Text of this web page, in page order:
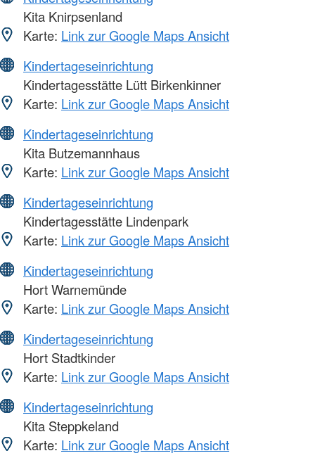
Kita Knirpsenland
Karte: Link zur Google Maps Ansicht
Kindertageseinrichtung
Kindertagesstätte Lütt Birkenkinner
Karte: Link zur Google Maps Ansicht
Kindertageseinrichtung
Kita Butzemannhaus
Karte: Link zur Google Maps Ansicht
Kindertageseinrichtung
Kindertagesstätte Lindenpark
Karte: Link zur Google Maps Ansicht
Kindertageseinrichtung
Hort Warnemünde
Karte: Link zur Google Maps Ansicht
Kindertageseinrichtung
Hort Stadtkinder
Karte: Link zur Google Maps Ansicht
Kindertageseinrichtung
Kita Steppkeland
Karte: Link zur Google Maps Ansicht